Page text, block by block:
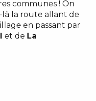
communes ! On
la route allant de
en passant par
et de La